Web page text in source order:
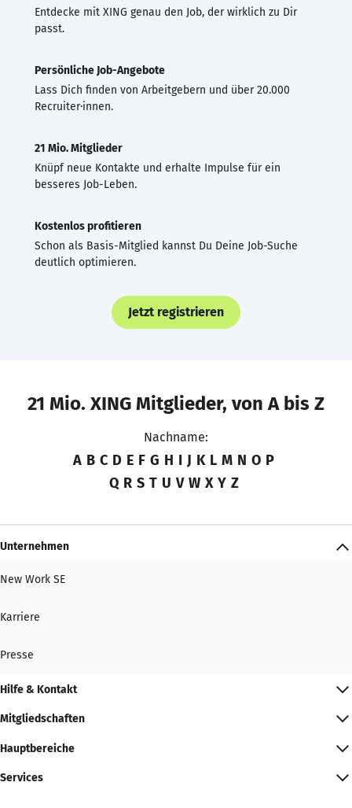
Entdecke mit XING genau den Job, der wirklich zu Dir
passt.
Persönliche Job-Angebote
Lass Dich finden von Arbeitgebern und über 20.000
Recruiter·innen.
21 Mio. Mitglieder
Knüpf neue Kontakte und erhalte Impulse für ein
besseres Job-Leben.
Kostenlos profitieren
Schon als Basis-Mitglied kannst Du Deine Job-Suche
deutlich optimieren.
Jetzt registrieren
21 Mio. XING Mitglieder, von A bis Z
Nachname:
A B C D E F G H I J K L M N O P
Q R S T U V W X Y Z
Unternehmen
New Work SE
Karriere
Presse
Hilfe & Kontakt
Mitgliedschaften
Hauptbereiche
Services